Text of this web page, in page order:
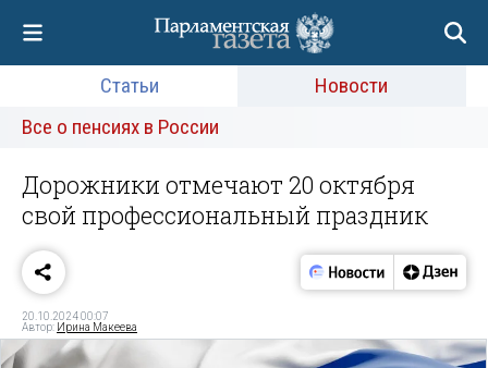
Статьи
Новости
Все о пенсиях в России
Дорожники отмечают 20 октября
свой профессиональный праздник
20.10.2024 00:07
Автор: Ирина Макеева